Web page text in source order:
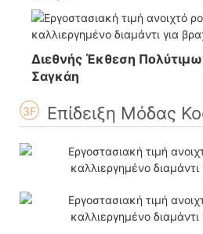
Διεθνής Έκθεση
Σαγκάη
3F Επίδειξη Μόδας